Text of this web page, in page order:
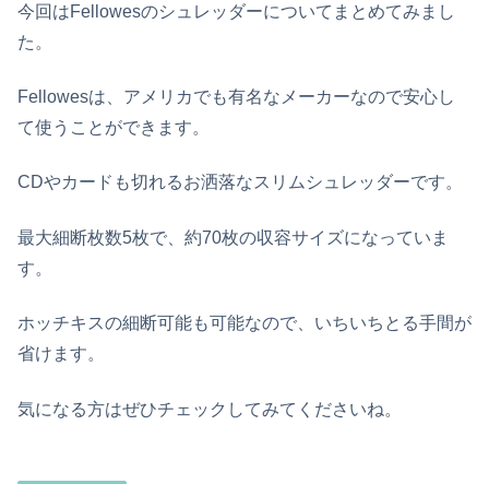
今回はFellowesのシュレッダーについてまとめてみまし
た。
Fellowesは、アメリカでも有名なメーカーなので安心し
て使うことができます。
CDやカードも切れるお洒落なスリムシュレッダーです。
最大細断枚数5枚で、約70枚の収容サイズになっていま
す。
ホッチキスの細断可能も可能なので、いちいちとる手間が
省けます。
気になる方はぜひチェックしてみてくださいね。